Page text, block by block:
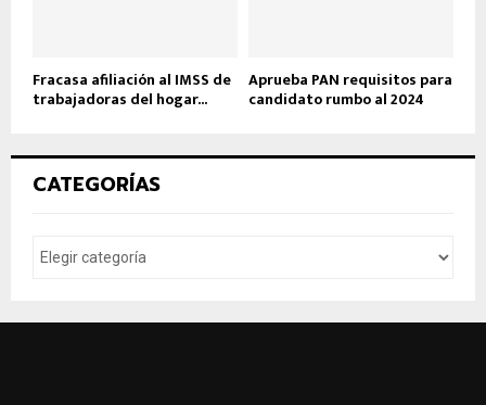
Fracasa afiliación al IMSS de
trabajadoras del hogar...
Aprueba PAN requisitos para
candidato rumbo al 2024
CATEGORÍAS